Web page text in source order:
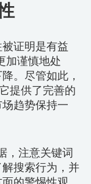
证明是有益
加谨慎地处
。尽管如此，
提供了完善的
趋势保持一
，注意关键词
搜索行为，并